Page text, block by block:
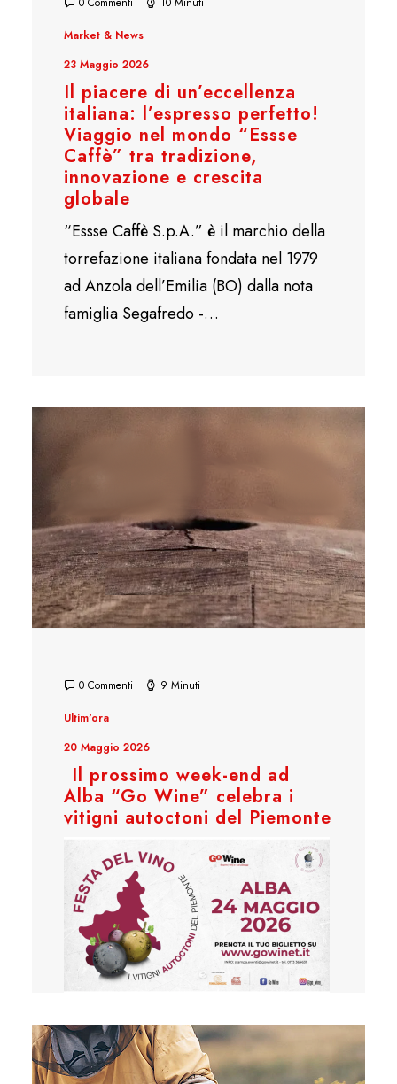
Market & News
23 Maggio 2026
Il piacere di un’eccellenza
italiana: l’espresso perfetto!
Viaggio nel mondo “Essse
Caffè” tra tradizione,
innovazione e crescita
globale
“Essse Caffè S.p.A.” è il marchio della
torrefazione italiana fondata nel 1979
ad Anzola dell’Emilia (BO) dalla nota
famiglia Segafredo -…
0 Commenti 9 Minuti
Ultim'ora
20 Maggio 2026
Il prossimo week-end ad
Alba “Go Wine” celebra i
vitigni autoctoni del Piemonte